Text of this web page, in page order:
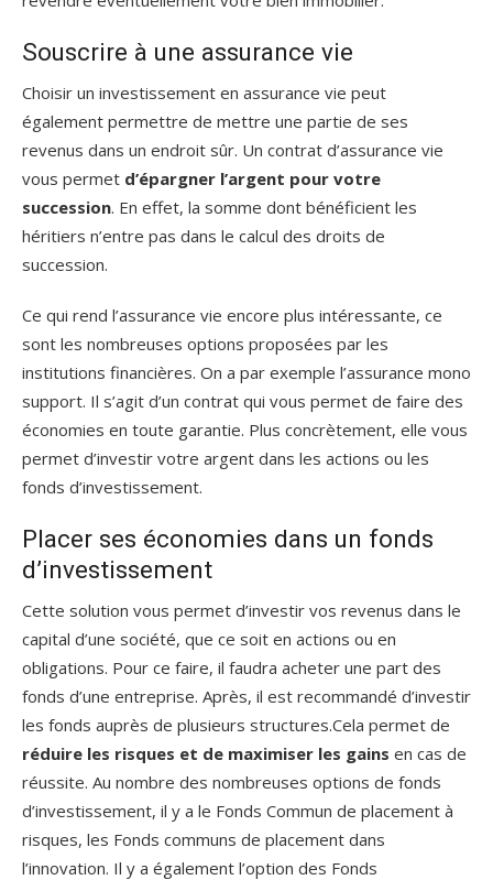
Souscrire à une assurance vie
Choisir un investissement en assurance vie peut
également permettre de mettre une partie de ses
revenus dans un endroit sûr. Un contrat d’assurance vie
vous permet d’épargner l’argent pour votre
succession. En effet, la somme dont bénéficient les
héritiers n’entre pas dans le calcul des droits de
succession.
Ce qui rend l’assurance vie encore plus intéressante, ce
sont les nombreuses options proposées par les
institutions financières. On a par exemple l’assurance mono
support. Il s’agit d’un contrat qui vous permet de faire des
économies en toute garantie. Plus concrètement, elle vous
permet d’investir votre argent dans les actions ou les
fonds d’investissement.
Placer ses économies dans un fonds
d’investissement
Cette solution vous permet d’investir vos revenus dans le
capital d’une société, que ce soit en actions ou en
obligations. Pour ce faire, il faudra acheter une part des
fonds d’une entreprise. Après, il est recommandé d’investir
les fonds auprès de plusieurs structures.Cela permet de
réduire les risques et de maximiser les gains en cas de
réussite. Au nombre des nombreuses options de fonds
d’investissement, il y a le Fonds Commun de placement à
risques, les Fonds communs de placement dans
l’innovation. Il y a également l’option des Fonds